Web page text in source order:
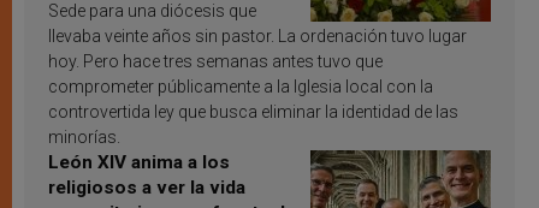
Sede para una diócesis que
llevaba veinte años sin pastor. La ordenación tuvo lugar
hoy. Pero hace tres semanas antes tuvo que
comprometer públicamente a la Iglesia local con la
controvertida ley que busca eliminar la identidad de las
minorías.
León XIV anima a los
religiosos a ver la vida